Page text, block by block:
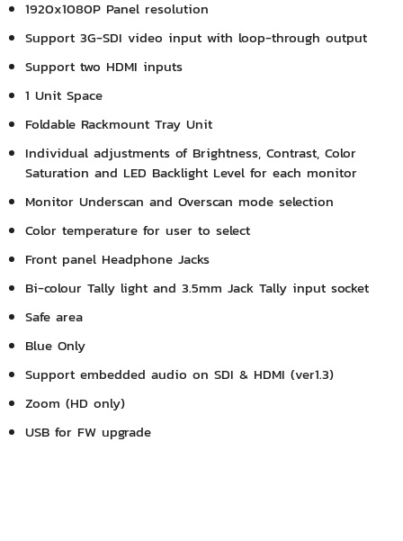
1920x1080P Panel resolution
Support 3G-SDI video input with loop-through output
Support two HDMI inputs
1 Unit Space
Foldable Rackmount Tray Unit
Individual adjustments of Brightness, Contrast, Color
Saturation and LED Backlight Level for each monitor
Monitor Underscan and Overscan mode selection
Color temperature for user to select
Front panel Headphone Jacks
Bi-colour Tally light and 3.5mm Jack Tally input socket
Safe area
Blue Only
Support embedded audio on SDI & HDMI (ver1.3)
Zoom (HD only)
USB for FW upgrade